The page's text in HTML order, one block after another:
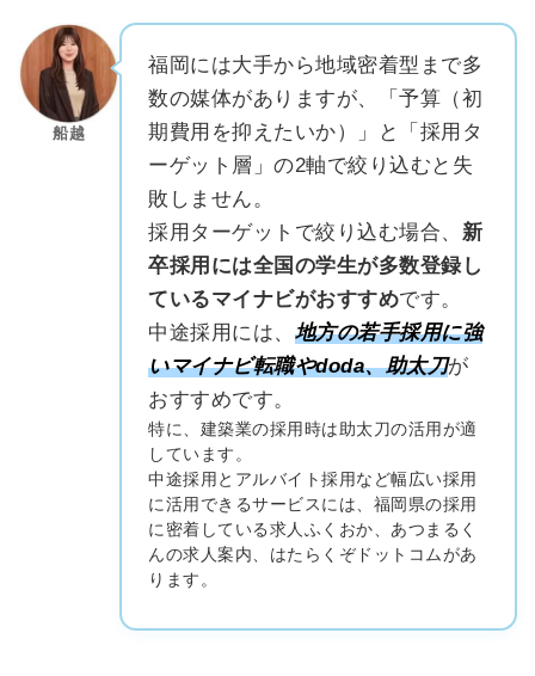
船越
福岡には大手から地域密着型まで多
数の媒体がありますが、「予算（初
期費用を抑えたいか）」と「採用タ
ーゲット層」の2軸で絞り込むと失
敗しません。
採用ターゲットで絞り込む場合、 新
卒採用には全国の学生が多数登録し
ているマイナビがおすすめです。
中途採用には、 地方の若手採用に強
いマイナビ転職やdoda、助太刀が
おすすめです。
特に、建築業の採用時は助太刀の活用が適
しています。
中途採用とアルバイト採用など幅広い採用
に活用できるサービスには、福岡県の採用
に密着している求人ふくおか、あつまるく
んの求人案内、はたらくぞドットコムがあ
ります。
簡単10秒！無料会員登録
採用課題の解決、新しい採用の
取り組みなどを取材したインタ
ビュー記事が読める
採用にまつわる独自の調査レポ
ートが届く
採用に役立つ記事・資料が届く